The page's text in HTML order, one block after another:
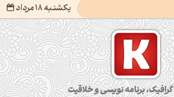
یکشنبه 18 مرداد کپل‌آرت؛ گرافیک، برنامه‌نویسی و خلاقیت